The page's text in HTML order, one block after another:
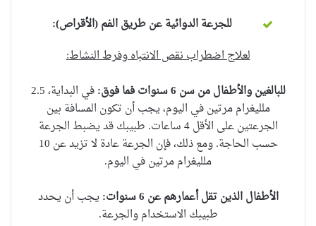
للجرعة الدوائية عن طريق الفم (الأقراص):
لعلاج اضطراب نقص الانتباه وفرط النشاط:
للبالغين والأطفال من سن 6 سنوات فما فوق:
في البداية، 2.5
ملليغرام مرتين في اليوم، يجب أن تكون المسافة بين
الجرعتين على الأقل 4 ساعات.
طبيبك قد يضبط الجرعة
حسب الحاجة.ومع ذلك، فإن الجرعة عادة لا تزيد عن 10
ملليغراممرتين في اليوم.
الأطفال الذين تقل أعمارهم عن 6 سنوات:
يجب أن يحدد
طبيبك الاستخدام والجرعة.